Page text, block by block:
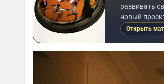
развивать
новый
Открыть